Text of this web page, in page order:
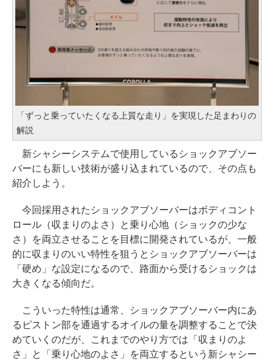
「ずっと乗っていたくなる上質な走り」を実現した足まわりの
解説
新シャシーシステムで使用しているショックアブソー
バーにも新しい技術が盛り込まれているので、その点も
紹介しよう。
今回採用されたショックアブソーバーはボディコント
ロール（収まりのよさ）と乗り心地（ショックの少な
さ）を両立させることを目標に開発されているが、一般
的に収まりのいい特性を狙うとショックアブソーバーは
「硬め」な設定になるので、路面から受けるショックは
大きくなる傾向だ。
こういった特性は通常、ショックアブソーバー内にあ
るピストン部を通過するオイルの量を調整することで決
めていくのだが、これまでのやり方では「収まりのよ
さ」と「乗り心地のよさ」を両立するという新シャシー